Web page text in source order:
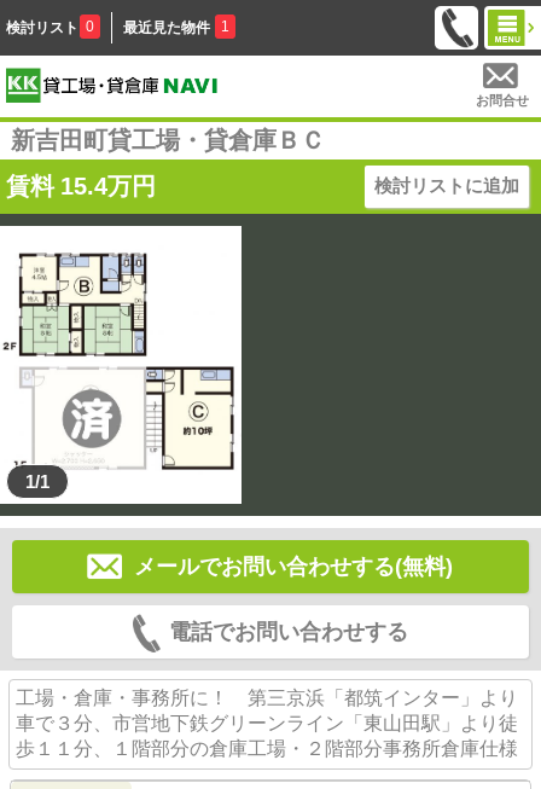
検討リスト 0 最近見た物件 1
お問合せ
新吉田町貸工場・貸倉庫ＢＣ
賃料 15.4万円 検討リストに追加
1/1
メールでお問い合わせする(無料)
電話でお問い合わせする
工場・倉庫・事務所に！ 第三京浜「都筑インター」より
車で３分、市営地下鉄グリーンライン「東山田駅」より徒
歩１１分、１階部分の倉庫工場・２階部分事務所倉庫仕様